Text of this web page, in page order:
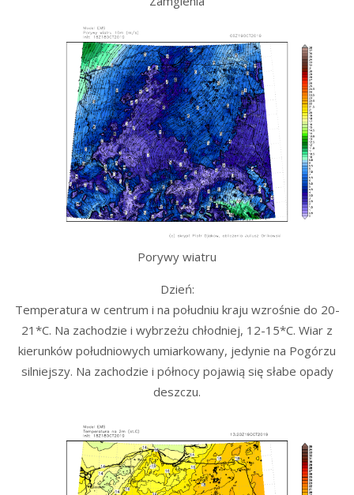
Porywy wiatru
Dzień:
Temperatura w centrum i na południu kraju wzrośnie do 20-
21*C. Na zachodzie i wybrzeżu chłodniej, 12-15*C. Wiar z
kierunków południowych umiarkowany, jedynie na Pogórzu
silniejszy. Na zachodzie i północy pojawią się słabe opady
deszczu.